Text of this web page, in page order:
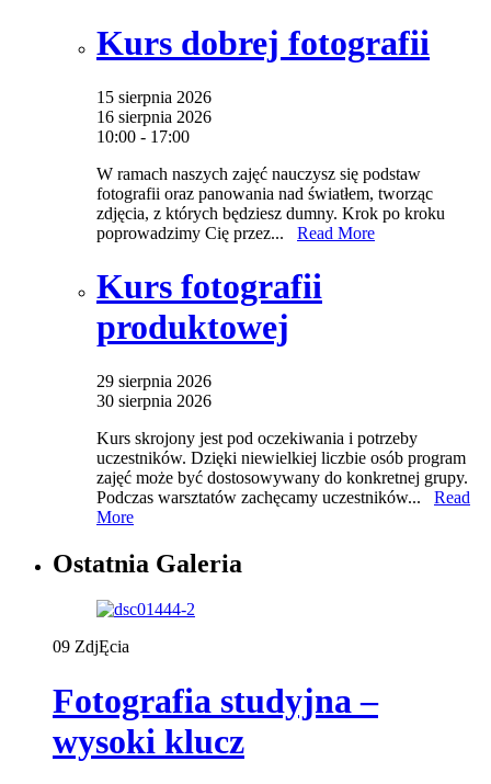
Kurs dobrej fotografii
15 sierpnia 2026
16 sierpnia 2026
10:00 - 17:00
W ramach naszych zajęć nauczysz się podstaw
fotografii oraz panowania nad światłem, tworząc
zdjęcia, z których będziesz dumny. Krok po kroku
poprowadzimy Cię przez... Read More
Kurs fotografii
produktowej
29 sierpnia 2026
30 sierpnia 2026
Kurs skrojony jest pod oczekiwania i potrzeby
uczestników. Dzięki niewielkiej liczbie osób program
zajęć może być dostosowywany do konkretnej grupy.
Podczas warsztatów zachęcamy uczestników... Read
More
Ostatnia Galeria
09 ZdjĘcia
Fotografia studyjna –
wysoki klucz